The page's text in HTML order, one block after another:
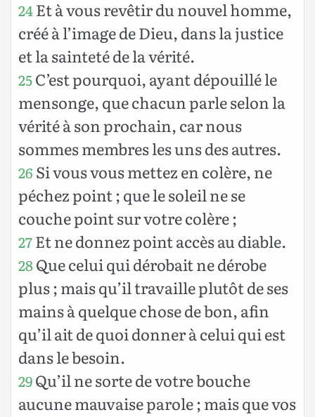
24Et à vous revêtir du nouvel homme,
créé à l’image de Dieu, dans la justice
et la sainteté de la vérité.
25C’est pourquoi, ayant dépouillé le
mensonge, que chacun parle selon la
vérité à son prochain, car nous
sommes membres les uns des autres.
26 Si vous vous mettez en colère, ne
péchez point ; que le soleil ne se
couche point sur votre colère ;
27Et ne donnez point accès au diable.
28Que celui qui dérobait ne dérobe
plus ; mais qu’il travaille plutôt de ses
mains à quelque chose de bon, afin
qu’il ait de quoi donner à celui qui est
dans le besoin.
29Qu’il ne sorte de votre bouche
aucune mauvaise parole ; mais que vos